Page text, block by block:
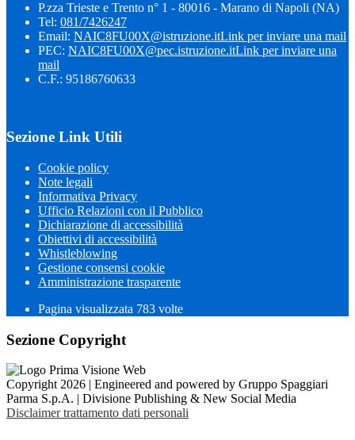
P.zza Trieste e Trento n° 1 - 80016 - Marano di Napoli (NA)
Tel: 081/7426247
Email: NAIC8FU00X@istruzione.itLink per inviare una mail
PEC: NAIC8FU00X@pec.istruzione.itLink per inviare una
mail
C.F.: 95186760633
Sezione Link Utili
Cookie policy
Note legali
Informativa Privacy
Ufficio Relazioni con il Pubblico
Dichiarazione di accessibilità
Obiettivi di accessibilità
Whistleblowing
Gestione consensi cookie
Amministrazione trasparente
Pagina visualizzata 783 volte
Sezione Copyright
Copyright 2026 | Engineered and powered by Gruppo Spaggiari
Parma S.p.A. | Divisione Publishing & New Social Media
Disclaimer trattamento dati personali